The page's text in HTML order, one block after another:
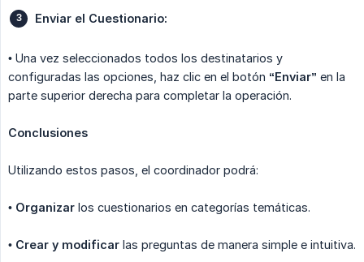
Enviar el Cuestionario:
• Una vez seleccionados todos los destinatarios y
configuradas las opciones, haz clic en el botón “Enviar” en la
parte superior derecha para completar la operación.
Conclusiones
Utilizando estos pasos, el coordinador podrá:
• Organizar los cuestionarios en categorías temáticas.
• Crear y modificar las preguntas de manera simple e intuitiva.